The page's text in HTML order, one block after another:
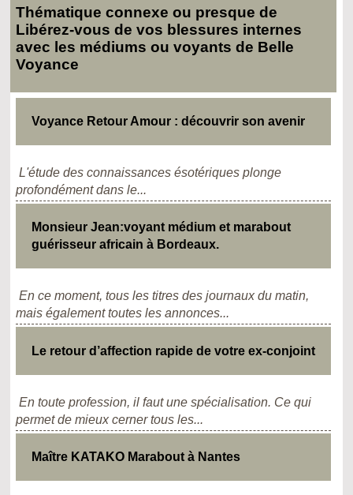
Thématique connexe ou presque de
Libérez-vous de vos blessures internes
avec les médiums ou voyants de Belle
Voyance
Voyance Retour Amour : découvrir son avenir
L'étude des connaissances ésotériques plonge
profondément dans le...
Monsieur Jean:voyant médium et marabout
guérisseur africain à Bordeaux.
En ce moment, tous les titres des journaux du matin,
mais également toutes les annonces...
Le retour d’affection rapide de votre ex-conjoint
En toute profession, il faut une spécialisation. Ce qui
permet de mieux cerner tous les...
Maître KATAKO Marabout à Nantes